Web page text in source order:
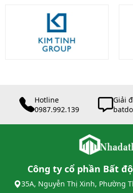
Hotline
0987.992.139
Giải
Công ty cổ phần Bất
35A, Nguyễn Thị Xinh, Phường